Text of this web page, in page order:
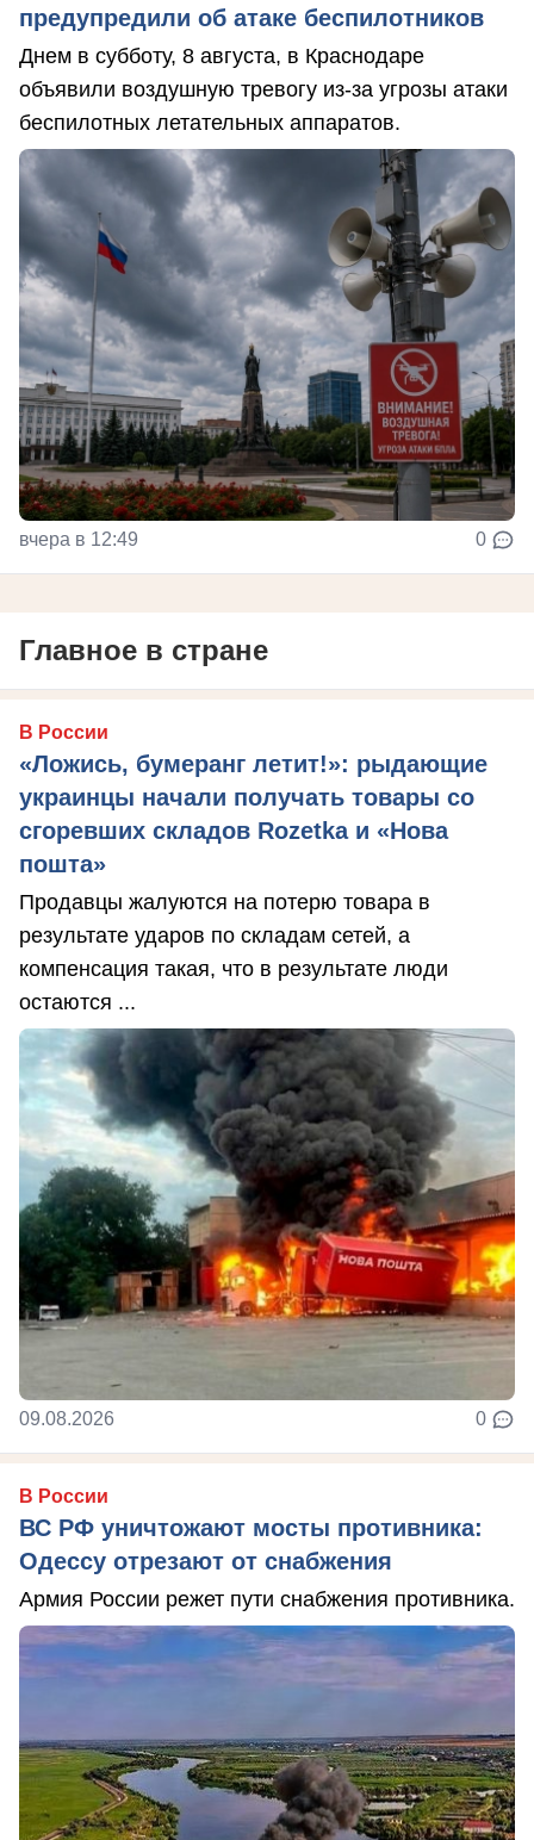
предупредили об атаке беспилотников
Днем в субботу, 8 августа, в Краснодаре
объявили воздушную тревогу из-за угрозы атаки
беспилотных летательных аппаратов.
вчера в 12:49 0
Главное в стране
В России
«Ложись, бумеранг летит!»: рыдающие
украинцы начали получать товары со
сгоревших складов Rozetka и «Нова
пошта»
Продавцы жалуются на потерю товара в
результате ударов по складам сетей, а
компенсация такая, что в результате люди
остаются ...
09.08.2026 0
В России
ВС РФ уничтожают мосты противника:
Одессу отрезают от снабжения
Армия России режет пути снабжения противника.